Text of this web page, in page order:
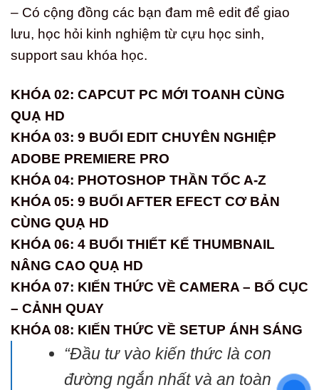
– Có cộng đồng các bạn đam mê edit để giao
lưu, học hỏi kinh nghiệm từ cựu học sinh,
support sau khóa học.
KHÓA 02: CAPCUT PC MỚI TOANH CÙNG
QUẠ HD
KHÓA 03: 9 BUỔI EDIT CHUYÊN NGHIỆP
ADOBE PREMIERE PRO
KHÓA 04: PHOTOSHOP THẦN TỐC A-Z
KHÓA 05: 9 BUỔI AFTER EFECT CƠ BẢN
CÙNG QUẠ HD
KHÓA 06: 4 BUỔI THIẾT KẾ THUMBNAIL
NÂNG CAO QUẠ HD
KHÓA 07: KIẾN THỨC VỀ CAMERA – BỐ CỤC
– CẢNH QUAY
KHÓA 08: KIẾN THỨC VỀ SETUP ÁNH SÁNG
“Đầu tư vào kiến thức là con
đường ngắn nhất và an toàn